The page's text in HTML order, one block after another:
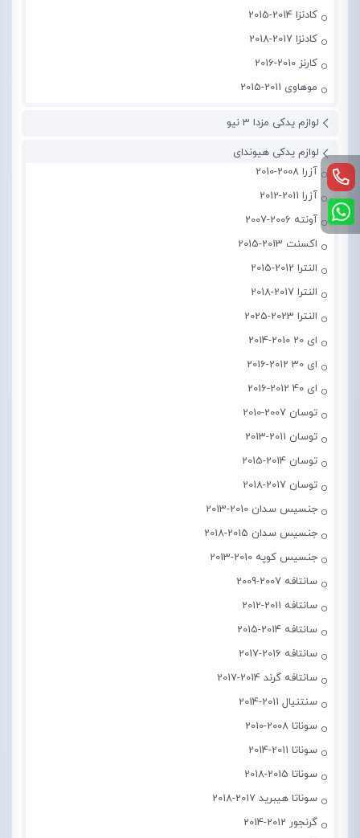
کادنزا 2014-2015
کادنزا 2017-2018
کارنز 2010-2016
موهاوی 2011-2015
لوازم یدکی مزدا 3 نیو
لوازم یدکی هیوندای
آزرا 2008-2010
آزرا 2011-2012
آونته 2006-2007
اکسنت 2013-2015
النترا 2012-2015
النترا 2017-2018
النترا 2023-2025
ای 20 2010-2014
ای 30 2012-2016
ای 40 2012-2016
توسان 2007-2010
توسان 2011-2013
توسان 2014-2015
توسان 2017-2018
جنسیس سدان 2010-2013
جنسیس سدان 2015-2018
جنسیس کوپه 2010-2013
سانتافه 2007-2009
سانتافه 2011-2012
سانتافه 2014-2015
سانتافه 2016-2017
سانتافه گرند 2014-2017
سنتنیال 2011-2014
سوناتا 2008-2010
سوناتا 2011-2014
سوناتا 2015-2018
سوناتا هیبرید 2017-2018
گرنجور 2012-2014